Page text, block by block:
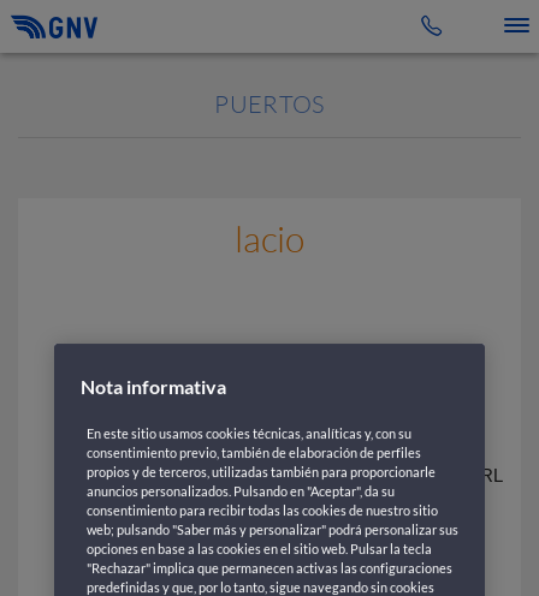
PUERTOS
lacio
Nota informativa
En este sitio usamos cookies técnicas, analíticas y, con su
consentimiento previo, también de elaboración de perfiles
propios y de terceros, utilizadas también para proporcionarle
anuncios personalizados. Pulsando en "Aceptar", da su
consentimiento para recibir todas las cookies de nuestro sitio
web; pulsando "Saber más y personalizar" podrá personalizar sus
opciones en base a las cookies en el sitio web. Pulsar la tecla
"Rechazar" implica que permanecen activas las configuraciones
predefinidas y que, por lo tanto, sigue navegando sin cookies